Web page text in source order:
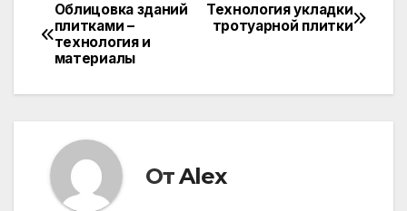
Навигация
по
записям
Технология укладки
тротуарной плитки
Облицовка зданий
плитками –
технология и
материалы
ОтAlex